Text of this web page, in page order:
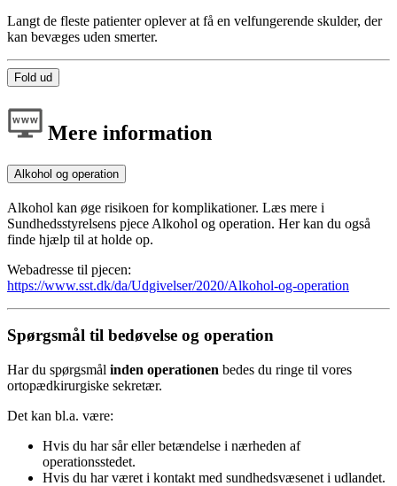
Langt de fleste patienter oplever at få en velfungerende skulder, der
kan bevæges uden smerter.
Fold ud
Mere information
Alkohol og operation
Alkohol kan øge risikoen for komplikationer. Læs mere i
Sundhedsstyrelsens pjece Alkohol og operation. Her kan du også
finde hjælp til at holde op.
Webadresse til pjecen:
https://www.sst.dk/da/Udgivelser/2020/Alkohol-og-operation
Spørgsmål til bedøvelse og operation
Har du spørgsmål inden operationen bedes du ringe til vores
ortopædkirurgiske sekretær.
Det kan bl.a. være:
Hvis du har sår eller betændelse i nærheden af
operationsstedet.
Hvis du har været i kontakt med sundhedsvæsenet i udlandet.